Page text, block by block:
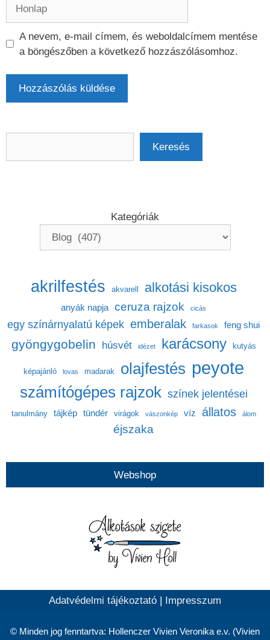
A nevem, e-mail címem, és weboldalcímem mentése
a böngészőben a következő hozzászólásomhoz.
Keresés
Kategóriák
akrilfestés akvarell alkotási kisokos
anyák napja ceruza rajzok cicás
egy színárnyalatú képek emberalak farkasok feng shui
gyöngygobelin húsvét idézet karácsony kutyás
képajánló lovas madarak olajfestés peyote
számítógépes rajzok színek jelentései
tanulmány tájkép tündér virágok vászonkép víz állatos álom
éjszaka
Webshop
Adatvédelmi tájékoztató Impresszum
© Minden jog fenntartva: Hollenczer Vivien Veronika e.v. (Vivien